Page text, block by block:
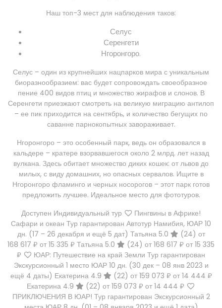
Наш топ-3 мест для наблюдения таков:
Селус
Серенгети
Нгоронгоро.
Селус – один из крупнейших нацпарков мира с уникальным
биоразнообразием: вас будет сопровождать своеобразное
пение 400 видов птиц и множество жирафов и слонов. В
Серенгети приезжают смотреть на великую миграцию антилоп
– ее пик приходится на сентябрь, и количество бегущих по
саванне парнокопытных завораживает.
Нгоронгоро – это особенный парк, ведь он образовался в
кальдере – кратере взорвавшегося около 2 млрд. лет назад
вулкана. Здесь обитает множество диких кошек: от львов до
милых, с виду домашних, но опасных сервалов. Ищите в
Нгоронгоро фламинго и черных носорогов – этот парк готов
предложить лучшее. Идеальное место для фототуров.
Доступен Индивидуальный тур
Пингвины в Африке!
Сафари и океан Тур гарантирован Автотур Намибия, ЮАР 10
дн. (17 – 26 декабря и ещё 5 дат) Татьяна 5.0 (24) от
168 617 ₽ от 15 335 ₽ Татьяна 5.0 (24) от 168 617 ₽ от 15 335
₽
ЮАР: Путешествие на край Земли Тур гарантирован
Экскурсионный 1 место ЮАР 10 дн. (30 дек – 08 янв 2023 и
ещё 4 даты) Екатерина 4.9 (22) от 159 073 ₽ от 14 444 ₽
Екатерина 4.9
(22)от 159 073 ₽от 14 444 ₽
ПРИКЛЮЧЕНИЯ В ЮАР! Тур гарантирован Экскурсионный 2